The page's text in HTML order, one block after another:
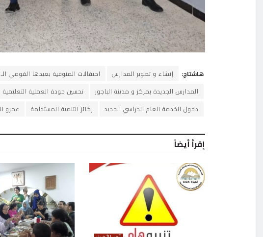
هاشتاج: إنشاء و تطوير المدارس احتفالات المنوفية بعيدها القومي الـ120
المدارس الجديدة بمركز و مدينة الباجور
تحسين جودة العملية التعليمية
دخول الخدمة العام الدراسي الجديد
ركائز التنمية المستدامة عمرو
إقرأ أيضاً